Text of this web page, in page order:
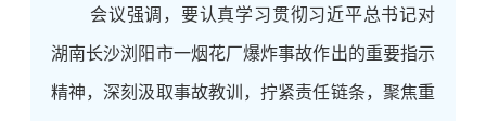
会议强调，要认真学习贯彻习近平总书记对
湖南长沙浏阳市一烟花厂爆炸事故作出的重要指示
精神，深刻汲取事故教训，拧紧责任链条，聚焦重